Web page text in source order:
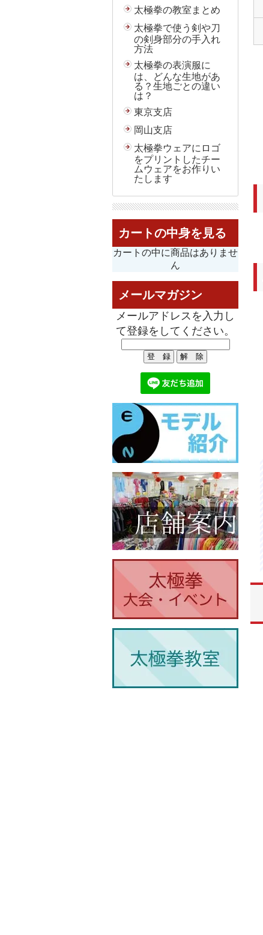
太極拳の教室まとめ
太極拳で使う剣や刀
の剣身部分の手入れ
方法
太極拳の表演服に
は、どんな生地があ
る？生地ごとの違い
は？
東京支店
岡山支店
太極拳ウェアにロゴ
をプリントしたチー
ムウェアをお作りい
たします
カートの中身を見る
カートの中に商品はありませ
ん
メールマガジン
メールアドレスを入力し
て登録をしてください。